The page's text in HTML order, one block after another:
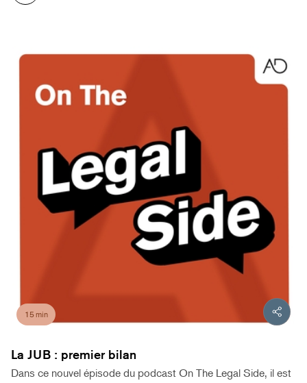
15 min
La JUB : premier bilan
Dans ce nouvel épisode du podcast On The Legal Side, il est